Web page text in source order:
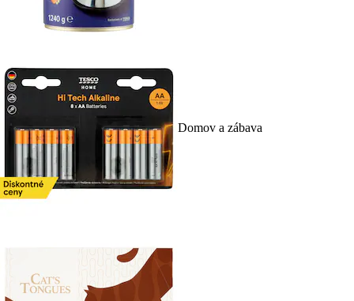
Domov a zábava